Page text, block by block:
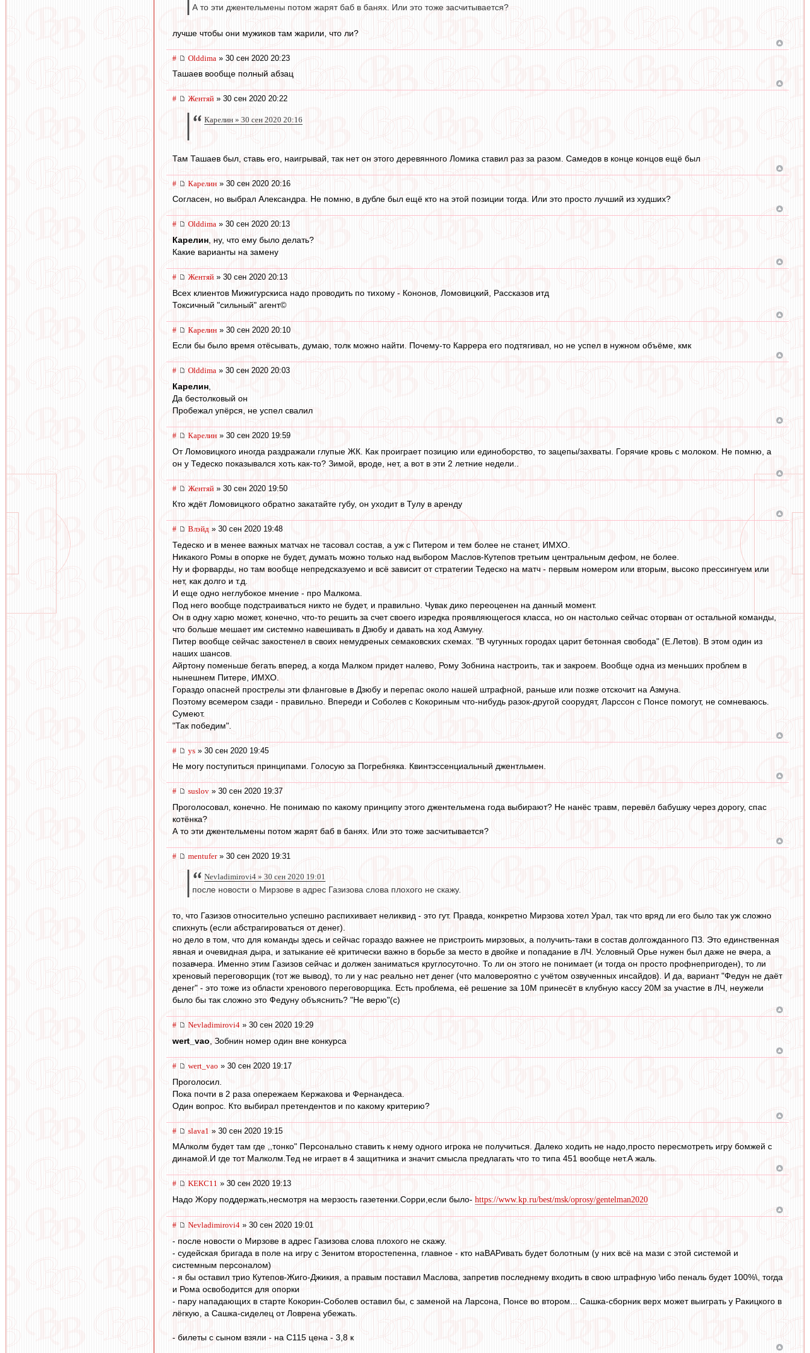
А то эти джентельмены потом жарят баб в банях. Или это тоже засчитывается?
лучше чтобы они мужиков там жарили, что ли?
# Olddima » 30 сен 2020 20:23
Ташаев вообще полный абзац
# Жентяй » 30 сен 2020 20:22
Карелин » 30 сен 2020 20:16
Там Ташаев был, ставь его, наигрывай, так нет он этого деревянного Ломика ставил раз за разом. Самедов в конце концов ещё был
# Карелин » 30 сен 2020 20:16
Согласен, но выбрал Александра. Не помню, в дубле был ещё кто на этой позиции тогда. Или это просто лучший из худших?
# Olddima » 30 сен 2020 20:13
Карелин , ну, что ему было делать?
Какие варианты на замену
# Жентяй » 30 сен 2020 20:13
Всех клиентов Мижигурскиса надо проводить по тихому - Кононов, Ломовицкий, Рассказов итд
Токсичный "сильный" агент©
# Карелин » 30 сен 2020 20:10
Если бы было время отёсывать, думаю, толк можно найти. Почему-то Каррера его подтягивал, но не успел в нужном объёме, кмк
# Olddima » 30 сен 2020 20:03
Карелин
Да бестолковый он
Пробежал упёрся, не успел свалил
# Карелин » 30 сен 2020 19:59
От Ломовицкого иногда раздражали глупые ЖК. Как проиграет позицию или единоборство, то зацепы/захваты. Горячие кровь с молоком. Не помню, а
он у Тедеско показывался хоть как-то? Зимой, вроде, нет, а вот в эти 2 летние недели..
# Жентяй » 30 сен 2020 19:50
Кто ждёт Ломовицкого обратно закатайте губу, он уходит в Тулу в аренду
# Влэйд » 30 сен 2020 19:48
Тедеско и в менее важных матчах не тасовал состав, а уж с Питером и тем более не станет, ИМХО.
Никакого Ромы в опорке не будет, думать можно только над выбором Маслов-Кутепов третьим центральным дефом, не более.
Ну и форварды, но там вообще непредсказуемо и всё зависит от стратегии Тедеско на матч - первым номером или вторым, высоко прессингуем или
нет, как долго и т.д.
И еще одно неглубокое мнение - про Малкома.
Под него вообще подстраиваться никто не будет, и правильно. Чувак дико переоценен на данный момент.
Он в одну харю может, конечно, что-то решить за счет своего изредка проявляющегося класса, но он настолько сейчас оторван от остальной команды,
что больше мешает им системно навешивать в Дзюбу и давать на ход Азмуну.
Питер вообще сейчас закостенел в своих немудреных семаковских схемах. "В чугунных городах царит бетонная свобода" (Е.Летов). В этом один из
наших шансов.
Айртону поменьше бегать вперед, а когда Малком придет налево, Рому Зобнина настроить, так и закроем. Вообще одна из меньших проблем в
нынешнем Питере, ИМХО.
Гораздо опасней прострелы эти фланговые в Дзюбу и перепас около нашей штрафной, раньше или позже отскочит на Азмуна.
Поэтому всемером сзади - правильно. Впереди и Соболев с Кокориным что-нибудь разок-другой соорудят, Ларссон с Понсе помогут, не сомневаюсь.
Сумеют.
"Так победим".
# ys » 30 сен 2020 19:45
Не могу поступиться принципами. Голосую за Погребняка. Квинтэссенциальный джентльмен.
# suslov » 30 сен 2020 19:37
Проголосовал, конечно. Не понимаю по какому принципу этого джентельмена года выбирают? Не нанёс травм, перевёл бабушку через дорогу, спас
котёнка?
А то эти джентельмены потом жарят баб в банях. Или это тоже засчитывается?
# mentufer» 30 сен 2020 19:31
Nevladimirovi4 » 30 сен 2020 19:01
после новости о Мирзове в адрес Газизова слова плохого не скажу.
то, что Газизов относительно успешно распихивает неликвид - это гут. Правда, конкретно Мирзова хотел Урал, так что вряд ли его было так уж сложно
спихнуть (если абстрагироваться от денег).
но дело в том, что для команды здесь и сейчас гораздо важнее не пристроить мирзовых, а получить-таки в состав долгожданного ПЗ. Это единственная
явная и очевидная дыра, и затыкание её критически важно в борьбе за место в двойке и попадание в ЛЧ. Условный Орье нужен был даже не вчера, а
позавчера. Именно этим Газизов сейчас и должен заниматься круглосуточно. То ли он этого не понимает (и тогда он просто профнепригоден), то ли
хреновый переговорщик (тот же вывод), то ли у нас реально нет денег (что маловероятно с учётом озвученных инсайдов). И да, вариант "Федун не даёт
денег" - это тоже из области хренового переговорщика. Есть проблема, её решение за 10М принесёт в клубную кассу 20М за участие в ЛЧ, неужели
было бы так сложно это Федуну объяснить? "Не верю"(с)
# Nevladimirovi4 » 30 сен 2020 19:29
wert_vao , Зобнин номер один вне конкурса
# wert_vao » 30 сен 2020 19:17
Проголосил.
Пока почти в 2 раза опережаем Кержакова и Фернандеса.
Один вопрос. Кто выбирал претендентов и по какому критерию?
# slava1 » 30 сен 2020 19:15
МАлколм будет там где ,,тонко" Персонально ставить к нему одного игрока не получиться. Далеко ходить не надо,просто пересмотреть игру бомжей с
динамой.И где тот Малколм.Тед не играет в 4 защитника и значит смысла предлагать что то типа 451 вообще нет.А жаль.
# KEKC11 » 30 сен 2020 19:13
Надо Жору поддержать,несмотря на мерзость газетенки.Сорри,если было- https://www.kp.ru/best/msk/oprosy/gentelman2020
# Nevladimirovi4 » 30 сен 2020 19:01
- после новости о Мирзове в адрес Газизова слова плохого не скажу.
- судейская бригада в поле на игру с Зенитом второстепенна, главное - кто наВАРивать будет болотным (у них всё на мази с этой системой и
системным персоналом)
- я бы оставил трио Кутепов-Жиго-Джикия, а правым поставил Маслова, запретив последнему входить в свою штрафную \ибо пеналь будет 100%\, тогда
и Рома освободится для опорки
- пару нападающих в старте Кокорин-Соболев оставил бы, с заменой на Ларсона, Понсе во втором... Сашка-сборник верх может выиграть у Ракицкого в
лёгкую, а Сашка-сиделец от Ловрена убежать.
- билеты с сыном взяли - на С115 цена - 3,8 к